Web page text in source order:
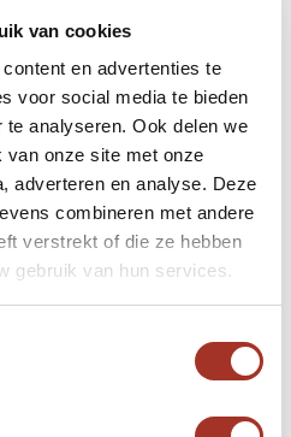
van cookies
en advertenties te
voor social media te bieden
analyseren. Ook delen we
van onze site met onze
adverteren en analyse. Deze
combineren met andere
verstrekt of die ze hebben
gebruik van hun services.
door Riyad, Doha en
visum wordt zo’n
te realiseren.
dit voor u
of neem contact
op maat.